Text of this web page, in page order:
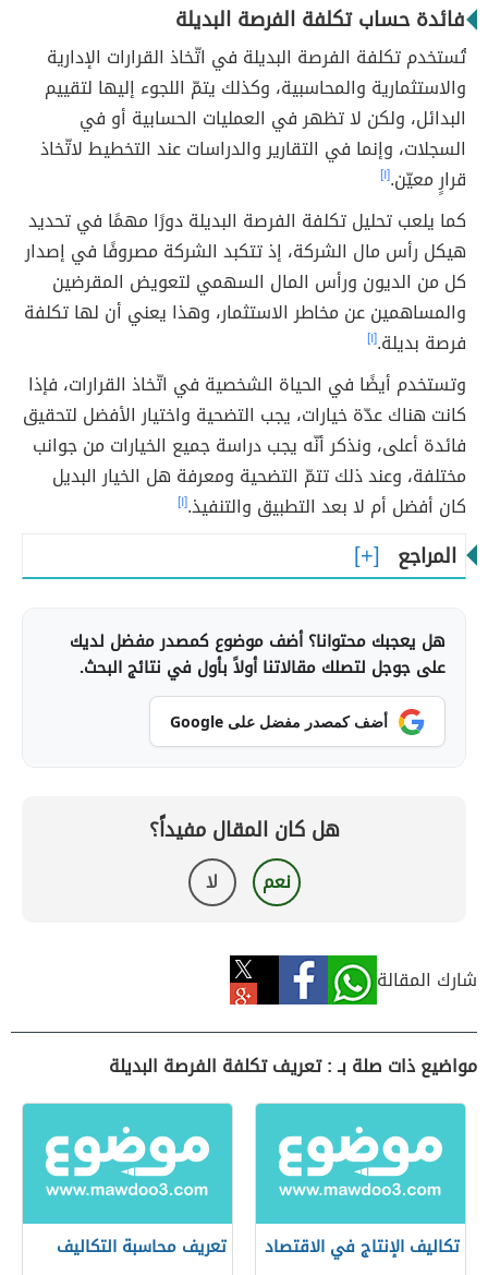
فائدة حساب تكلفة الفرصة البديلة
تُستخدم تكلفة الفرصة البديلة في اتّخاذ القرارات الإدارية
والاستثمارية والمحاسبية، وكذلك يتمّ اللجوء إليها لتقييم
البدائل، ولكن لا تظهر في العمليات الحسابية أو في
السجلات، وإنما في التقارير والدراسات عند التخطيط لاتّخاذ
قرارٍ معيّن.[١]
كما يلعب تحليل تكلفة الفرصة البديلة دورًا مهمًا في تحديد
هيكل رأس مال الشركة، إذ تتكبد الشركة مصروفًا في إصدار
كل من الديون ورأس المال السهمي لتعويض المقرضين
والمساهمين عن مخاطر الاستثمار، وهذا يعني أن لها تكلفة
فرصة بديلة.[١]
وتستخدم أيضًا في الحياة الشخصية في اتّخاذ القرارات، فإذا
كانت هناك عدّة خيارات، يجب التضحية واختيار الأفضل لتحقيق
فائدة أعلى، ونذكر أنّه يجب دراسة جميع الخيارات من جوانب
مختلفة، وعند ذلك تتمّ التضحية ومعرفة هل الخيار البديل
كان أفضل أم لا بعد التطبيق والتنفيذ.[١]
المراجع
هل يعجبك محتوانا؟ أضف موضوع كمصدر مفضل لديك
على جوجل لتصلك مقالاتنا أولاً بأول في نتائج البحث.
أضف كمصدر مفضل على Google
هل كان المقال مفيداً؟
نعم لا
شارك المقالة
مواضيع ذات صلة بـ : تعريف تكلفة الفرصة البديلة
تكاليف الإنتاج في الاقتصاد
تعريف محاسبة التكاليف